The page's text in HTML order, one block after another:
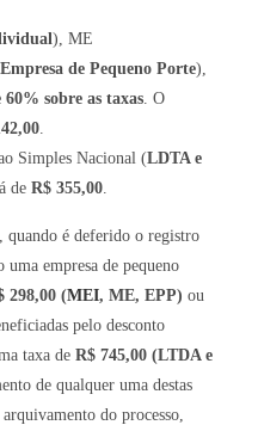
), ME
Empresa de Pequeno Porte),
60% sobre as taxas. O
.
Simples Nacional (LDTA e
deR$ 355,00.
quando é deferido o registro
empresa de pequeno
298,00 (MEI, ME, EPP) ou
pelo desconto
taxa deR$ 745,00 (LTDA e
de qualquer uma destas
do processo,